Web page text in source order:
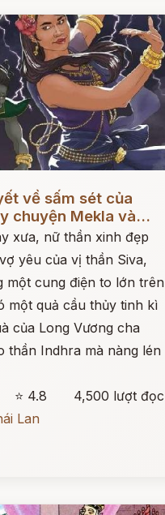
về sấm sét của
chuyện Mekla và...
xưa, nữ thần xinh đẹp
yêu của vị thần Siva,
một cung điện to lớn trên
một quả cầu thủy tinh kì
của Long Vương cha
thần Indhra mà nàng lén
⭐ 4.8
4,500 lượt đọc
Lan